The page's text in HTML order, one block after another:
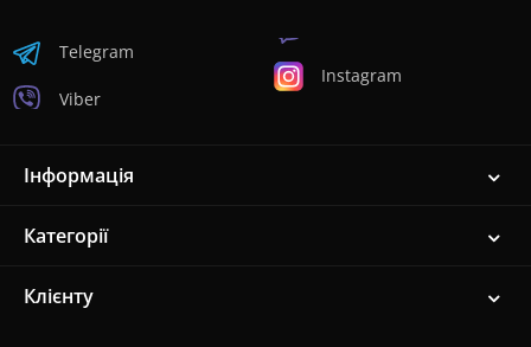
Telegram
Viber
Instagram
Інформація
Категорії
Клієнту